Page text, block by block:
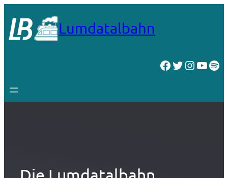
Inhalt
springen
Lumdatalbahn
Facebook
Twitter